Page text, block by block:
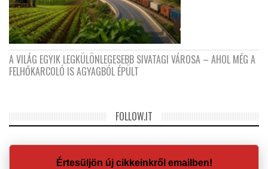
A VILÁG EGYIK LEGKÜLÖNLEGESEBB SIVATAGI VÁROSA – AHOL MÉG A
FELHŐKARCOLÓ IS AGYAGBÓL ÉPÜLT
FOLLOW.IT
Értesüljön új cikkeinkről emailben!